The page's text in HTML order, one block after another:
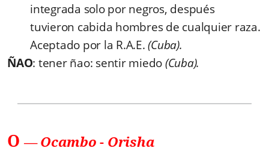
integrada solo por negros, después
tuvieron cabida hombres de cualquier raza.
Aceptado por la R.A.E.(Cuba).
ÑAO: tener ñao: sentir miedo(Cuba).
O—Ocambo- Orisha